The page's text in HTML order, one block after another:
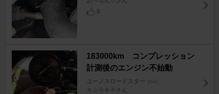
8
183000km コンプレッション
計測後のエンジン不始動
ユーノスロードスター [NA]
キュラキチさん